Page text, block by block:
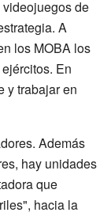
de
A
los MOBA los
En
y trabajar en
Además
hay unidades
que
hacia la